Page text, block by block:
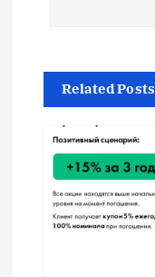
г
ц
и
Related Posts